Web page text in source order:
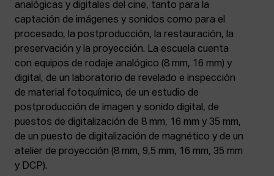
analógicas y digitales del cine, tanto para la
captación de imágenes y sonidos como para el
procesado, la postproducción, la restauración, la
preservación y la proyección. La escuela cuenta
con equipos de rodaje analógico (8 mm, 16 mm) y
digital, de un laboratorio de revelado e inspección
de material fotoquímico, de un estudio de
postproducción de imagen y sonido digital, de
puestos de digitalización de 8 mm, 16 mm y 35 mm,
de un puesto de digitalización de magnético y de un
atelier de proyección (8 mm, 9,5 mm, 16 mm, 35 mm
y DCP).